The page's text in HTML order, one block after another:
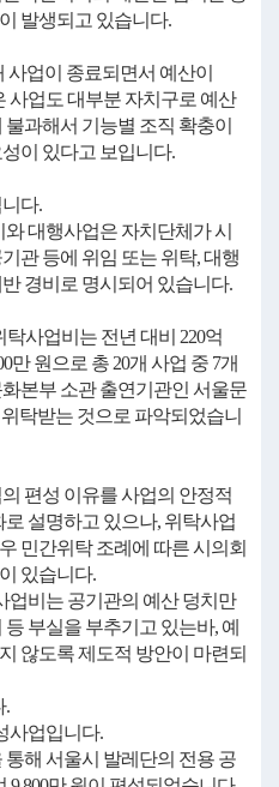
발생되고 있습니다.
업이 종료되면서 예산이
사업도 대부분 자치구로 예산
과해서 기능별 조직 확충이
이 있다고 보입니다.
다.
대행사업은 자치단체가 시
관 등에 위임 또는 위탁, 대행
경비로 명시되어 있습니다.
탁사업비는 전년 대비 220억
만 원으로 총 20개 사업 중 7개
본부 소관 출연기관인 서울문
탁받는 것으로 파악되었습니
편성 이유를 사업의 안정적
설명하고 있으나, 위탁사업
민간위탁 조례에 따른 시의회
있습니다.
업비는 공기관의 예산 덩치만
부실을 부추기고 있는바, 예
않도록 제도적 방안이 마련되
.
사업입니다.
해 서울시 발레단의 전용 공